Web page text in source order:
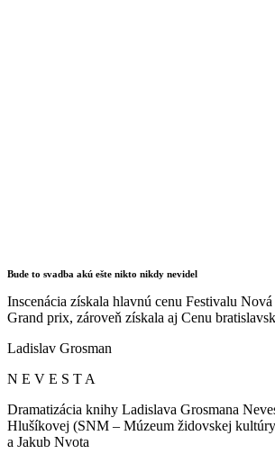
Bude to svadba akú ešte nikto nikdy nevidel
Inscenácia získala hlavnú cenu Festivalu
Grand prix, zároveň získala aj Cenu
Ladislav Grosman
N E V E S T A
Dramatizácia knihy Ladislava Grosmana
Hlušíkovej (SNM – Múzeum židovskej
a Jakub Nvota